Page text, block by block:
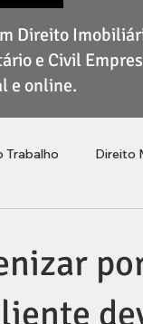
Direito
e Civil
e online.
Trabalho Direito